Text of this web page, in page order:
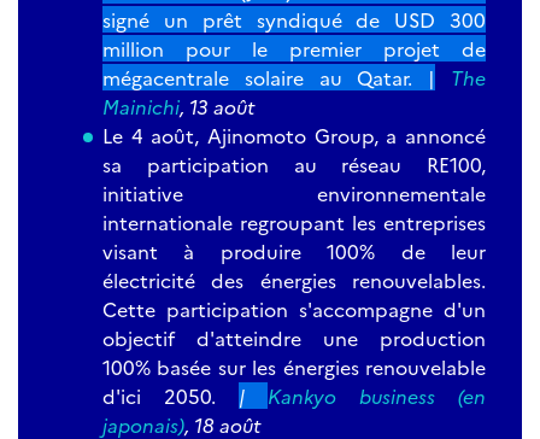
signé un prêt syndiqué de USD 300
million pour le premier projet de
mégacentrale solaire au Qatar. |
The
Mainichi, 13 août
Le 4 août, Ajinomoto Group, a annoncé
sa participation au réseau RE100,
initiative environnementale
internationale regroupant les entreprises
visant à produire 100% de leur
électricité des énergies renouvelables.
Cette participation s'accompagne d'un
objectif d'atteindre une production
100% basée sur les énergies renouvelable
d'ici 2050.
| Kankyo business (en
japonais), 18 août